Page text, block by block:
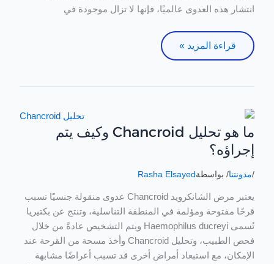
انتشار هذه العدوى عالميًا، فإنها لا تزال موجودة في
قراءة المزيد »
ما هو تحليل Chancroid وكيف يتم
إجراؤه؟
/مدونتنا/ بواسطةRasha Elsayed
يعتبر مرض الشانكرويد Chancroid عدوى منقولة جنسيًا تسبب
قرحًا مفتوحة ومؤلمة في المنطقة التناسلية، وتنتج عن بكتيريا
تُسمى Haemophilus ducreyi ويتم التشخيص عادةً من خلال
فحص الطبيب، وتحليل Chancroid وأخذ مسحة من القرحة عند
الإمكان، مع استبعاد أمراض أخرى قد تسبب أعراضًا مشابهة
ما
يتم
إجراؤه؟